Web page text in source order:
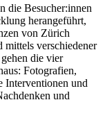
die Besucher:innen
herangeführt,
von Zürich
mittels verschiedener
die vier
Fotografien,
Interventionen und
und